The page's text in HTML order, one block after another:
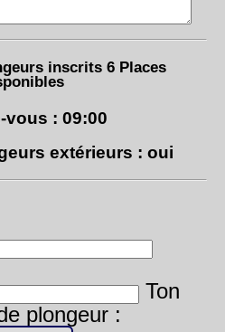
inscrits 6 Places
vous : 09:00
extérieurs : oui
Ton
plongeur :